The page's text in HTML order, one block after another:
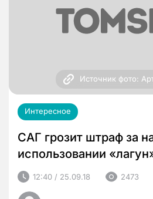
Источник фото:
Интересное
САГ грозит штраф за
использовании
12:40 / 25.09.18 2473